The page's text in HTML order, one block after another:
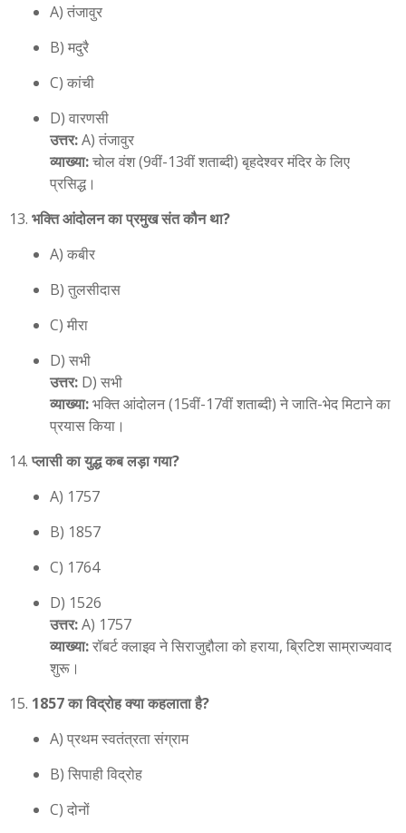
A) तंजावुर
B) मदुरै
C) कांची
D) वारणसी
उत्तर:A) तंजावुर
व्याख्या:चोल वंश (9वीं-13वीं शताब्दी) बृहदेश्वर मंदिर के लिए
प्रसिद्ध।
भक्ति आंदोलन का प्रमुख संत कौन था?
A) कबीर
B) तुलसीदास
C) मीरा
D) सभी
उत्तर: D) सभी
व्याख्या:भक्ति आंदोलन (15वीं-17वीं शताब्दी) ने जाति-भेद मिटाने का
प्रयास किया।
प्लासी का युद्ध कब लड़ा गया?
A) 1757
B) 1857
C) 1764
D) 1526
उत्तर:A) 1757
व्याख्या:रॉबर्ट क्लाइव ने सिराजुद्दौला को हराया, ब्रिटिश साम्राज्यवाद
शुरू।
1857 का विद्रोह क्या कहलाता है?
A) प्रथम स्वतंत्रता संग्राम
B) सिपाही विद्रोह
C) दोनों